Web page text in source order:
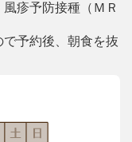
疹予防接種（ＭＲ
予約後、朝食を抜